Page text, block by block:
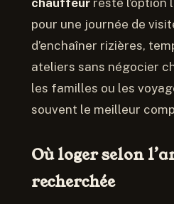
chauffeur reste
pour une journée de
d’enchaîner rizières,
ateliers sans négocier
les familles ou les
souvent le meilleur
Où loger selon
recherchée